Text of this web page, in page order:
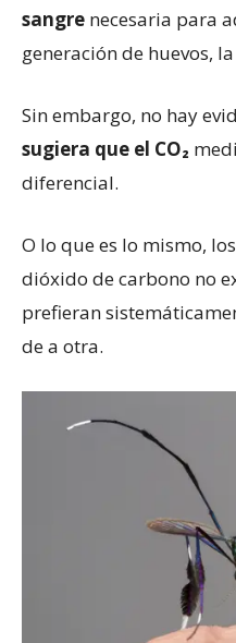
sangre necesaria para
generación de huevos,
Sin embargo, no hay
sugiera que el CO₂
diferencial.
O lo que es lo mismo,
dióxido de carbono no
prefieran
de a otra.